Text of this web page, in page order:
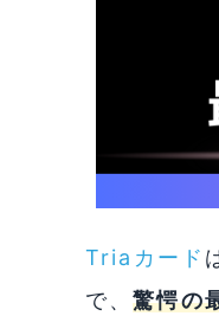
Triaカード
で、驚愕の